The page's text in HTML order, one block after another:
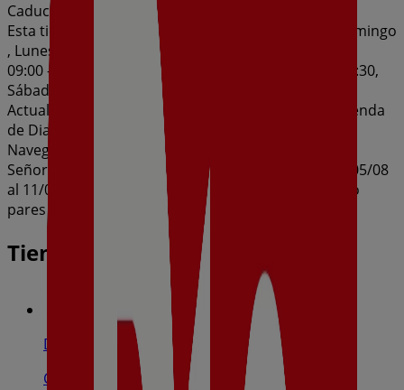
Caduca el 11/8
Esta tienda de Dia tiene los siguientes horarios: Domingo
, Lunes 09:00 - 21:30, Martes 09:00 - 21:30, Miércoles
09:00 - 21:30, Jueves 09:00 - 21:30, Viernes 09:00 - 21:30,
Sábado 09:00 - 21:30
Actualmente hay 1 catálogos disponibles en esta tienda
de Dia.
Navega por el último catálogo de Dia en Cl. Nuestra
Señora De Fatima Nº 15 - 17 Nueva Calidad Dia del 05/08
al 11/08 que es válido del 5/8/2026 al 11/8/2026 y no
pares de ahorrar.
Tiendas más cercanas
Dia
Cl. Nuestra Señora De Fatima Nº 15 - 17, Pilas